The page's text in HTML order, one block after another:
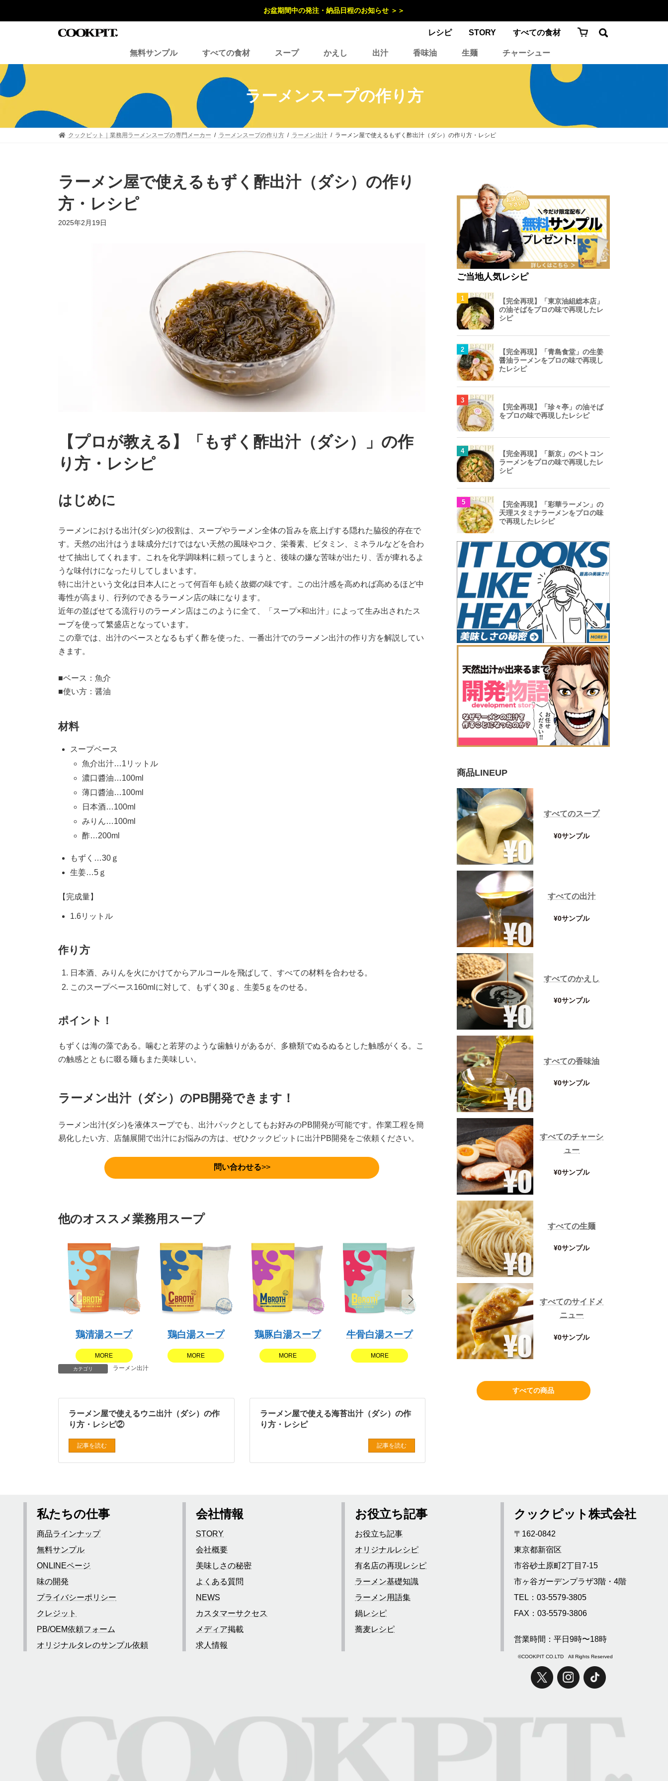
ス
キ
プ
ン
に
動
お盆期間中の発注・納品日程のお知らせ ＞＞
レシピ STORY すべての食材
無料サンプル すべての食材 スープ かえし 出汁 香味油 生麺 チャーシュー
ラーメンスープの作り方
クックピット｜業務用ラーメンスープの専門メーカー ラーメンスープの作り方 ラーメン出汁 ラーメン屋で使えるもずく酢出汁（ダシ）の作り方・レシピ
ラーメン屋で使えるもずく酢出汁（ダシ）の作り
方・レシピ
最
2025年2月19日
【プロが教える】「もずく酢出汁（ダシ）」の作
り方・レシピ
はじめに
ラーメンにおける出汁(ダシ)の役割は、スープやラーメン全体の旨みを底上げする隠れた脇役的存在で
す。天然の出汁はうま味成分だけではない天然の⾵味やコク、栄養素、ビタミン、ミネラルなどを合わ
せて抽出してくれます。これを化学調味料に頼ってしまうと、後味の嫌な苦味が出たり、⾆が痺れるよ
うな味付けになったりしてしまいます。
特に出汁という⽂化は⽇本⼈にとって何百年も続く故郷の味です。この出汁感を⾼めれば⾼めるほど中
毒性が⾼まり、⾏列のできるラーメン店の味になります。
近年の並ばせてる流⾏りのラーメン店はこのように全て、「スープ×和出汁」によって⽣み出されたス
ープを使って繁盛店となっています。
この章では、出汁のベースとなるもずく酢を使った、⼀番出汁でのラーメン出汁の作り⽅を解説してい
きます。
■ベース：魚介
■使い方：醤油
材料
スープベース
魚介出汁…1リットル
濃口醬油…100ml
薄口醬油…100ml
日本酒…100ml
みりん…100ml
酢…200ml
もずく…30ｇ
生姜…5ｇ
【完成量】
1.6リットル
作り方
日本酒、みりんを火にかけてからアルコールを飛ばして、すべての材料を合わせる。
このスープベース160mlに対して、もずく30ｇ、生姜5ｇをのせる。
ポイント！
もずくは海の藻である。噛むと若芽のような歯触りがあるが、多糖類でぬるぬるとした触感がくる。こ
の触感とともに啜る麺もまた美味しい。
ラーメン出汁（ダシ）のPB開発できます！
ラーメン出汁(ダシ)を液体スープでも、出汁パックとしてもお好みのPB開発が可能です。作業⼯程を簡
易化したい⽅、店舗展開で出汁にお悩みの⽅は、ぜひクックピットに出汁PB開発をご依頼ください。
問い合わせる>>
他のオススメ業務用スープ
鶏清湯スープ
MORE
鶏白湯スープ
MORE
鶏豚白湯スープ
MORE
牛骨白湯スープ
MORE
とんこつスープ
MORE
カテゴリ ラーメン出汁
ラーメン屋で使えるウニ出汁（ダシ）の作
り方・レシピ②
記事を読む
ラーメン屋で使える海苔出汁（ダシ）の作
り方・レシピ
記事を読む
ご当地人気レシピ
商品LINEUP
すべてのスープ
¥0サンプル
すべての出汁
¥0サンプル
すべてのかえし
¥0サンプル
すべての香味油
¥0サンプル
すべてのチャーシ
ュー
¥0サンプル
すべての生麺
¥0サンプル
すべてのサイドメ
ニュー
¥0サンプル
すべての商品
私たちの仕事
商品ラインナップ
無料サンプル
ONLINEページ
味の開発
プライバシーポリシー
クレジット
PB/OEM依頼フォーム
オリジナルタレのサンプル依頼
会社情報
STORY
会社概要
美味しさの秘密
よくある質問
NEWS
カスタマーサクセス
メディア掲載
求人情報
お役立ち記事
お役立ち記事
オリジナルレシピ
有名店の再現レシピ
ラーメン基礎知識
ラーメン用語集
鍋レシピ
蕎麦レシピ
クックピット株式会社
〒162-0842
東京都新宿区
市谷砂土原町2丁目7-15
市ヶ谷ガーデンプラザ3階・4階
TEL：03-5579-3805
FAX：03-5579-3806
営業時間：平日9時〜18時
©COOKPIT CO.LTD All Rights Reserved